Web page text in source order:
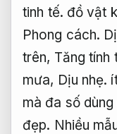
tinh tế. đồ vật
Phong cách.
trên, Tăng tính
mưa, Dịu nhẹ.
mà đa số
đẹp. Nhiều